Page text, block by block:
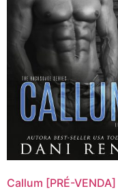
Callum [PRÉ-VENDA]